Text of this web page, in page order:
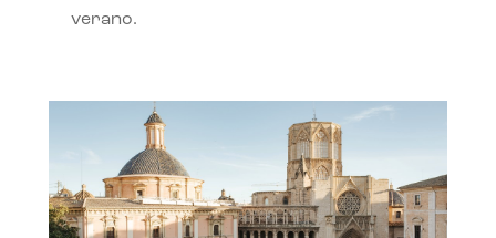
verano.